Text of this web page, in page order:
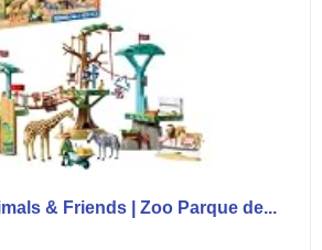
& Friends | Zoo Parque de...